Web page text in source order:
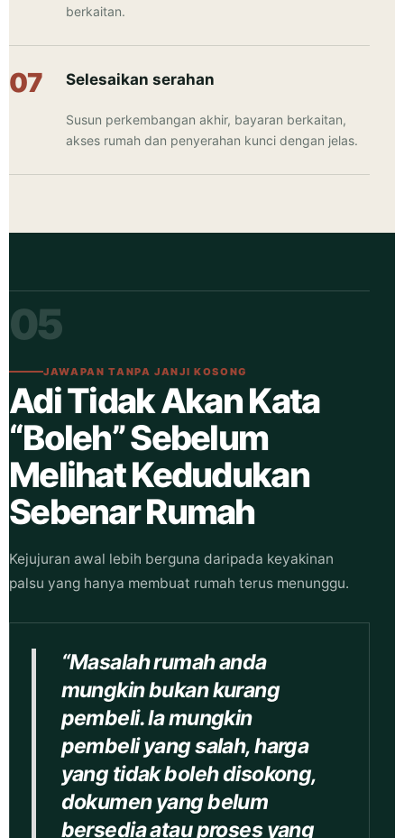
berkaitan.
Selesaikan serahan
Susun perkembangan akhir, bayaran berkaitan,
akses rumah dan penyerahan kunci dengan jelas.
05
JAWAPAN TANPA JANJI KOSONG
Adi Tidak Akan Kata
“Boleh” Sebelum
Melihat Kedudukan
Sebenar Rumah
Kejujuran awal lebih berguna daripada keyakinan
palsu yang hanya membuat rumah terus menunggu.
“Masalah rumah anda
mungkin bukan kurang
pembeli. Ia mungkin
pembeli yang salah, harga
yang tidak boleh disokong,
dokumen yang belum
bersedia atau proses yang